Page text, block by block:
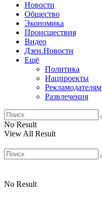
Новости
Общество
Экономика
Происшествия
Видео
Дзен.Новости
Ещё
Политика
Нацпроекты
Рекламодателям
Развлечения
No Result
View All Result
No Result